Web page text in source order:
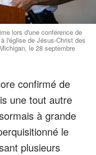
lors d'une conférence de
l'église de Jésus-Christ des
le 28 septembre
confirmé de
une tout autre
à grande
le
plusieurs